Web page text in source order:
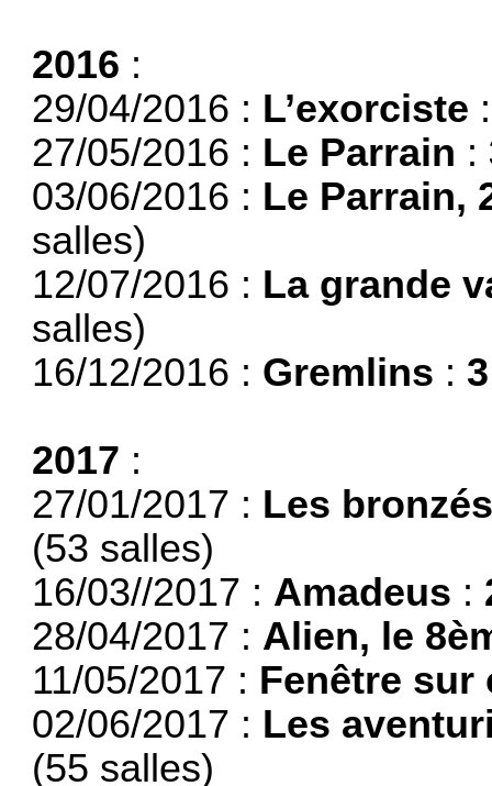
2016 :
29/04/2016 : L’exorciste
27/05/2016 : Le Parrain :
03/06/2016 : Le Parrain,
salles)
12/07/2016 : La grande
salles)
16/12/2016 : Gremlins :
2017 :
27/01/2017 : Les
(53 salles)
16/03//2017 : Amadeus :
28/04/2017 : Alien, le
11/05/2017 : Fenêtre sur
02/06/2017 : Les
(55 salles)